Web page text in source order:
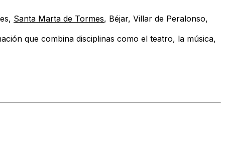
Santa Marta de Tormes, Béjar, Villar de Peralonso,
que combina disciplinas como el teatro, la música,